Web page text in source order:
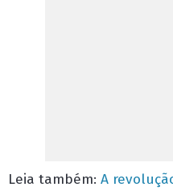
Leia também: A